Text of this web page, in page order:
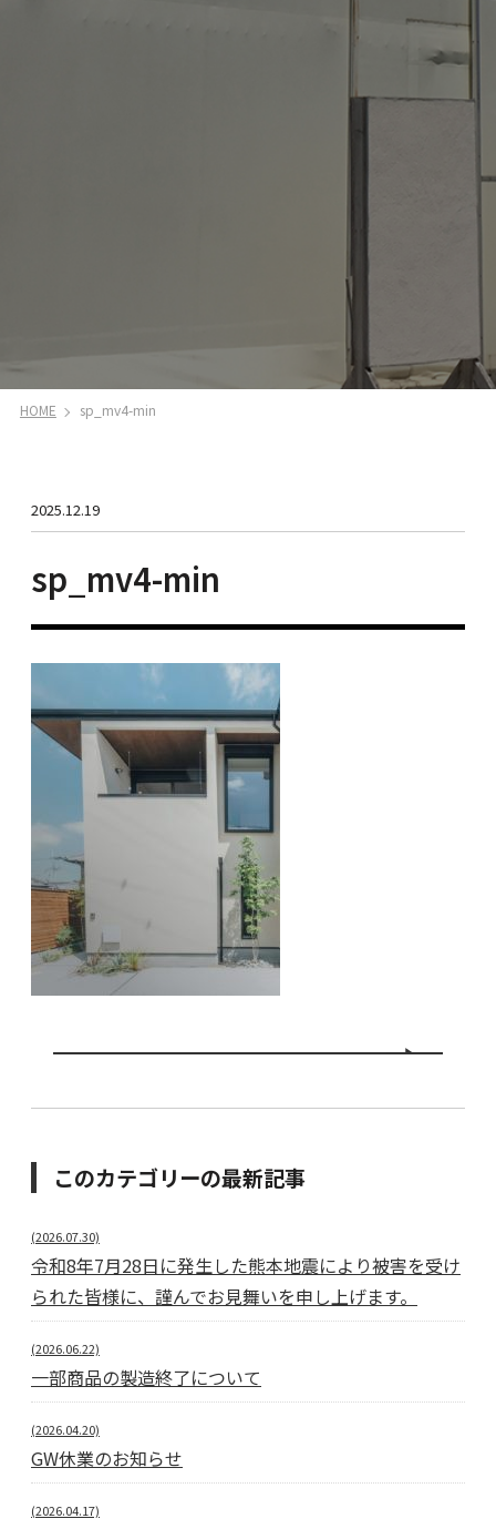
HOME sp_mv4-min
2025.12.19
sp_mv4-min
このカテゴリーの最新記事
(2026.07.30)
令和8年7月28日に発生した熊本地震により被害を受け
られた皆様に、謹んでお見舞いを申し上げます。
(2026.06.22)
一部商品の製造終了について
(2026.04.20)
GW休業のお知らせ
(2026.04.17)